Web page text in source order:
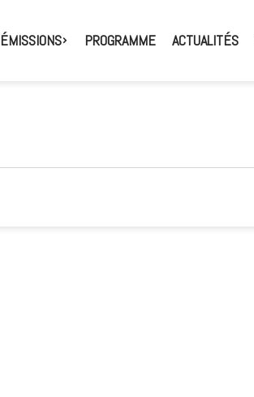
ÉMISSIONS PROGRAMME ACTUALITÉS